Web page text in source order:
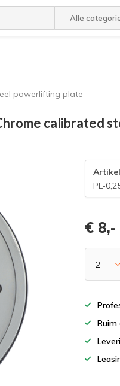
Alle
powerlifting plate
calibrated
PL-
€ 8,-